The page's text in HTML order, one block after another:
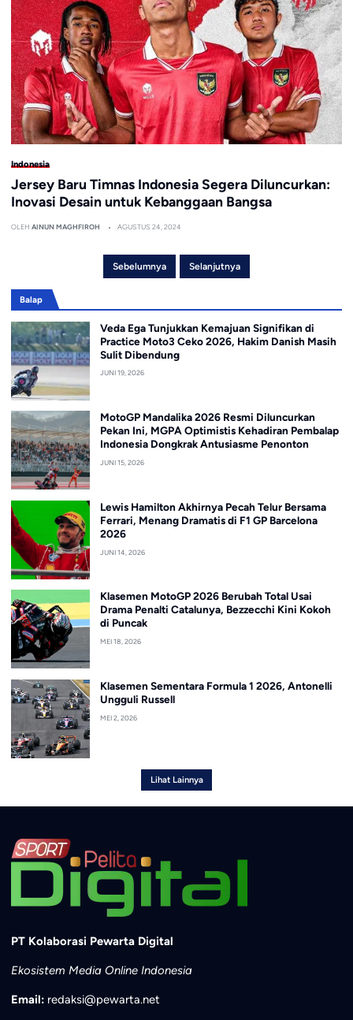
Indonesia
Jersey Baru Timnas Indonesia Segera Diluncurkan:
Inovasi Desain untuk Kebanggaan Bangsa
OLEH AINUN MAGHFIROH AGUSTUS 24, 2024
Sebelumnya Selanjutnya
Balap
Veda Ega Tunjukkan Kemajuan Signifikan di
Practice Moto3 Ceko 2026, Hakim Danish Masih
Sulit Dibendung
JUNI 19, 2026
MotoGP Mandalika 2026 Resmi Diluncurkan
Pekan Ini, MGPA Optimistis Kehadiran Pembalap
Indonesia Dongkrak Antusiasme Penonton
JUNI 15, 2026
Lewis Hamilton Akhirnya Pecah Telur Bersama
Ferrari, Menang Dramatis di F1 GP Barcelona
2026
JUNI 14, 2026
Klasemen MotoGP 2026 Berubah Total Usai
Drama Penalti Catalunya, Bezzecchi Kini Kokoh
di Puncak
MEI 18, 2026
Klasemen Sementara Formula 1 2026, Antonelli
Ungguli Russell
MEI 2, 2026
Lihat Lainnya
PT Kolaborasi Pewarta Digital
Ekosistem Media Online Indonesia
Email: redaksi@pewarta.net